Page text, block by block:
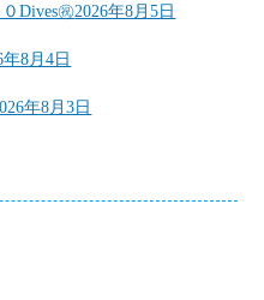
Dives㊗2026年8月5日
年8月4日
年8月3日